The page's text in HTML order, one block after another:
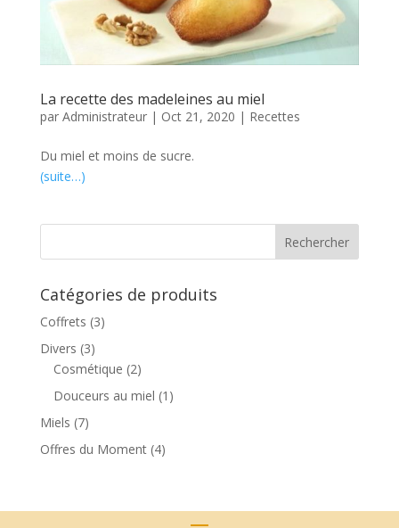
La recette des madeleines au miel
par Administrateur| Oct 21, 2020 | Recettes
Du miel et moins de sucre.
(suite…)
Catégories de produits
Coffrets (3)
Divers (3)
Cosmétique (2)
Douceurs au miel (1)
Miels (7)
Offres du Moment (4)